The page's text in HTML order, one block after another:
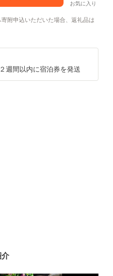
お気に入り
附申込いただいた場合、返礼品は
週間以内に宿泊券を発送
介